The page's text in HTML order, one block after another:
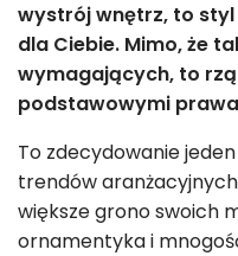
wystrój wnętrz, to styl
dla Ciebie. Mimo, że
wymagających, to
podstawowymi
To zdecydowanie
trendów
większe grono swoich
ornamentyka i